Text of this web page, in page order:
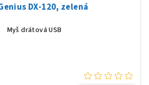
DX-120, zelená
Myš drátová USB